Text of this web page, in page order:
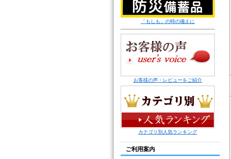
「もしも」の時の備えに
お客様の声・レビューをご紹介
カテゴリ別人気ランキング
ご利用案内